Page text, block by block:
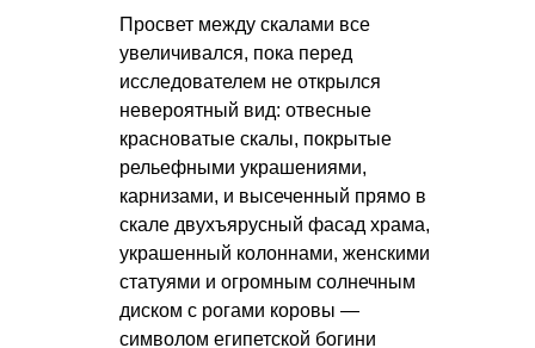
Просвет между скалами все
увеличивался, пока перед
исследователем не открылся
невероятный вид: отвесные
красноватые скалы, покрытые
рельефными украшениями,
карнизами, и высеченный прямо в
скале двухъярусный фасад храма,
украшенный колоннами, женскими
статуями и огромным солнечным
диском с рогами коровы —
символом египетской богини